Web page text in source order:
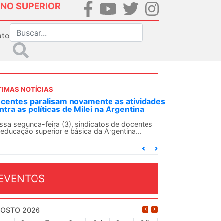
SUPERIOR
NOTÍCIAS
SN convoca docentes para Dia de
Internacionalista com Cuba em
de agosto
SN conclama suas seções sindicais e o